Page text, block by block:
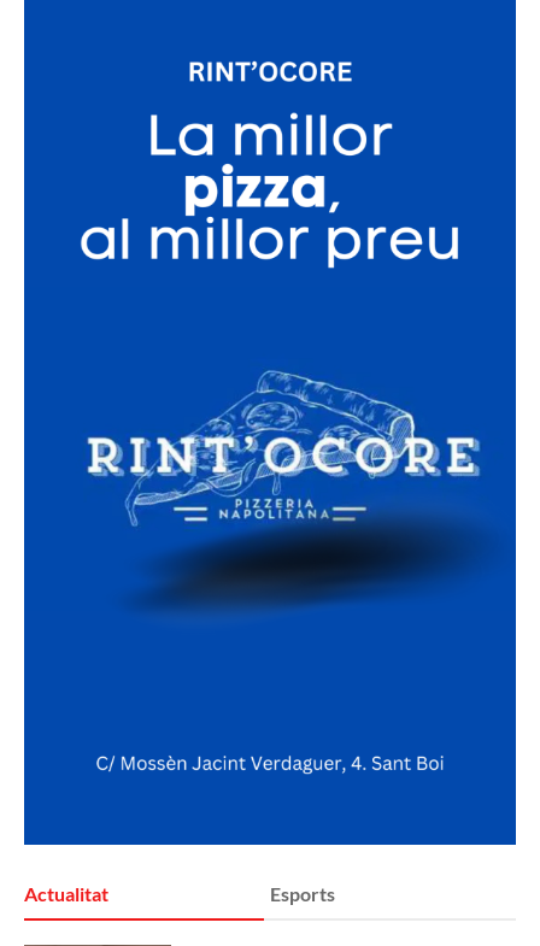
Actualitat Esports